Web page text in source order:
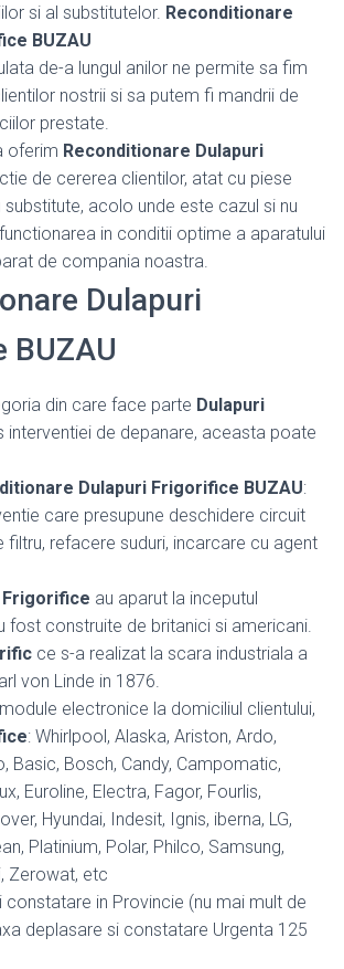
si al substitutelor. Reconditionare
BUZAU
de-a lungul anilor ne permite sa fim
nostrii si sa putem fi mandrii de
prestate.
oferim Reconditionare Dulapuri
de cererea clientilor, atat cu piese
acolo unde este cazul si nu
in conditii optime a aparatului
de compania noastra.
Dulapuri
BUZAU
din care face parte Dulapuri
interventiei de depanare, aceasta poate
Dulapuri Frigorifice BUZAU:
care presupune deschidere circuit
filtru, refacere suduri, incarcare cu agent
Frigorifice au aparut la inceputul
fost construite de britanici si americani.
ce s-a realizat la scara industriala a
von Linde in 1876.
module electronice la domiciliul clientului,
: Whirlpool, Alaska, Ariston, Ardo,
Basic, Bosch, Candy, Campomatic,
Euroline, Electra, Fagor, Fourlis,
Hyundai, Indesit, Ignis, iberna, LG,
Platinium, Polar, Philco, Samsung,
Zerowat, etc
constatare in Provincie (nu mai mult de
deplasare si constatare Urgenta 125